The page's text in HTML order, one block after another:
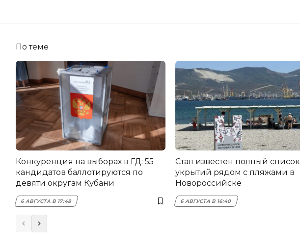
По теме
Конкуренция на выборах в ГД: 55
кандидатов баллотируются по
девяти округам Кубани
6 АВГУСТА В 17:48
Стал известен полный список
укрытий рядом с пляжами в
Новороссийске
6 АВГУСТА В 16:40